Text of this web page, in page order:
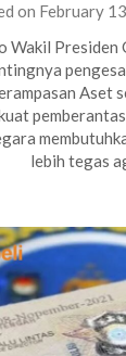
on February
Wakil Presiden
Aset
lebih tegas